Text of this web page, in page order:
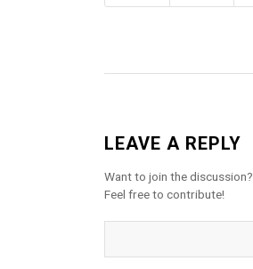
LEAVE A REPLY
Want to join the discussion?
Feel free to contribute!